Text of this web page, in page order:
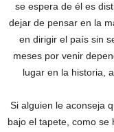
se espera de él es
dejar de pensar en la
en dirigir el país sin
meses por venir
lugar en la historia,
Si alguien le aconseja
bajo el tapete, como se